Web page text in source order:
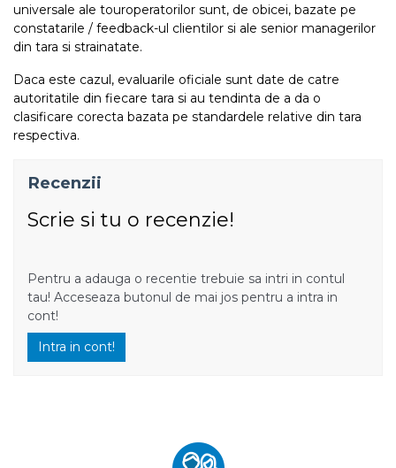
universale ale touroperatorilor sunt, de obicei, bazate pe
constatarile / feedback-ul clientilor si ale senior managerilor
din tara si strainatate.
Daca este cazul, evaluarile oficiale sunt date de catre
autoritatile din fiecare tara si au tendinta de a da o
clasificare corecta bazata pe standardele relative din tara
respectiva.
Recenzii
Scrie si tu o recenzie!
Pentru a adauga o recentie trebuie sa intri in contul
tau! Acceseaza butonul de mai jos pentru a intra in
cont!
Intra in cont!